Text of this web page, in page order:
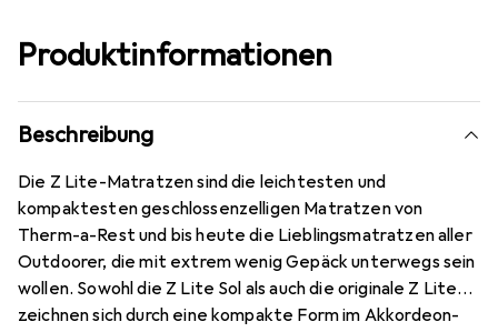
Produktinformationen
Beschreibung
Die Z Lite-Matratzen sind die leichtesten und
kompaktesten geschlossenzelligen Matratzen von
Therm-a-Rest und bis heute die Lieblingsmatratzen aller
Outdoorer, die mit extrem wenig Gepäck unterwegs sein
wollen. Sowohl die Z Lite Sol als auch die originale Z Lite
zeichnen sich durch eine kompakte Form im Akkordeon-